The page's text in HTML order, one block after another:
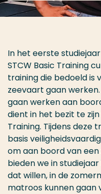
In het eerste
STCW Basic Training
training die bedoeld is
zeevaart gaan
gaan werken aan
dient in het bezit te
Training. Tijdens deze
basis
om aan boord van
bieden we in
dat willen, in de
matroos kunnen gaan